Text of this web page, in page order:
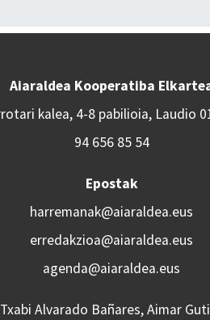
Aiaraldea Kooperatiba
kalea, 4-8 pabilioia, Laudio
94 656 85 54
Epostak
harremanak@aiaraldea.eus
erredakzioa@aiaraldea.eus
agenda@aiaraldea.eus
Alvarado Bañares, Aimar